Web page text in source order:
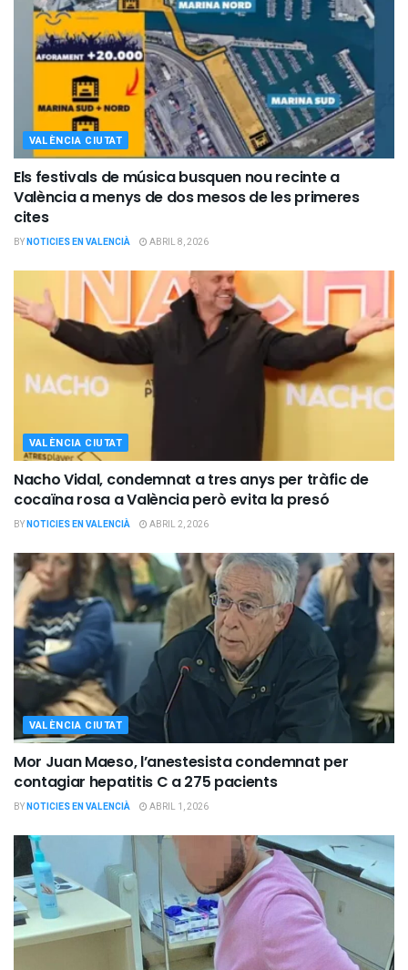
VALÈNCIA CIUTAT
Els festivals de música busquen nou recinte a
València a menys de dos mesos de les primeres
cites
BYNOTICIES EN VALENCIÀ ABRIL 8, 2026
VALÈNCIA CIUTAT
Nacho Vidal, condemnat a tres anys per tràfic de
cocaïna rosa a València però evita la presó
BYNOTICIES EN VALENCIÀ ABRIL 2, 2026
VALÈNCIA CIUTAT
Mor Juan Maeso, l’anestesista condemnat per
contagiar hepatitis C a 275 pacients
BYNOTICIES EN VALENCIÀ ABRIL 1, 2026